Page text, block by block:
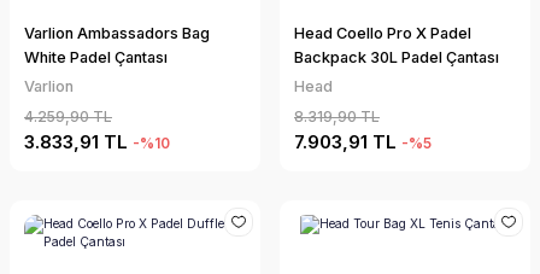
Varlion Ambassadors Bag
White Padel Çantası
Varlion
4.259,90 TL
3.833,91 TL -%10
Head Coello Pro X Padel
Backpack 30L Padel Çantası
Head
8.319,90 TL
7.903,91 TL -%5